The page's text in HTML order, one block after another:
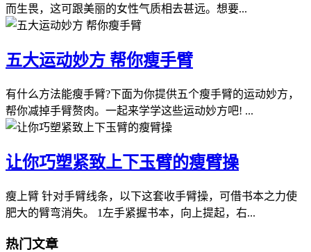
而生畏，这可跟美丽的女性气质相去甚远。想要...
五大运动妙方 帮你瘦手臂
有什么方法能瘦手臂?下面为你提供五个瘦手臂的运动妙方，
帮你减掉手臂赘肉。一起来学学这些运动妙方吧! ...
让你巧塑紧致上下玉臂的瘦臂操
瘦上臂 针对手臂线条，以下这套收手臂操，可借书本之力使
肥大的臂弯消失。 1左手紧握书本，向上提起，右...
热门文章